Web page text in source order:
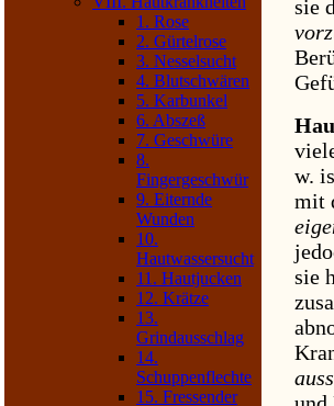
1. Rose
2. Gürtelrose
3. Nesselsucht
4. Blutschwären
5. Karbunkel
6. Abszeß
7. Geschwüre
8.
Fingergeschwür
9. Eiternde
Wunden
10.
Hautwassersucht
11. Hautjucken
12. Krätze
13.
Grindausschlag
14.
Schuppenflechte
15. Fressender
sie
w.
mit
sie